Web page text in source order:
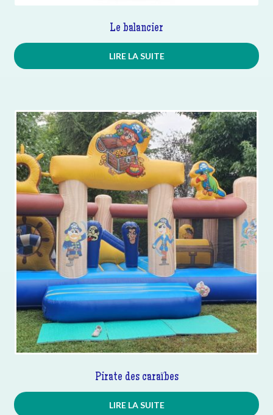
Le balancier
LIRE LA SUITE
Pirate des caraïbes
LIRE LA SUITE